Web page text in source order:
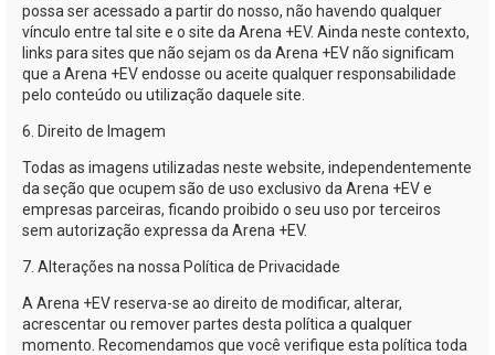
possa ser acessado a partir do nosso, não havendo qualquer
vínculo entre tal site e o site da Arena +EV. Ainda neste contexto,
links para sites que não sejam os da Arena +EVnão significam
que a Arena +EVendosse ou aceite qualquer responsabilidade
pelo conteúdo ou utilização daquele site.
6. Direito de Imagem
Todas as imagens utilizadas neste website, independentemente
da seção que ocupem são de uso exclusivo da Arena +EVe
empresas parceiras, ficando proibido o seu uso por terceiros
sem autorização expressa da Arena +EV.
7. Alterações na nossa Política de Privacidade
A Arena +EVreserva-se ao direito de modificar, alterar,
acrescentar ou remover partes desta política a qualquer
momento. Recomendamos que você verifique esta política toda